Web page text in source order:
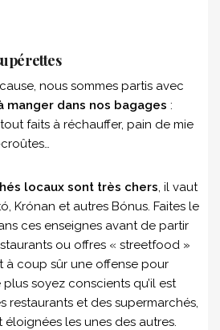
nous sommes partis avec
manger dans nos bagages :
faits à réchauffer, pain de mie
locaux sont très chers, il vaut
Krónan et autres Bónus. Faites le
ces enseignes avant de partir
ou offres « streetfood »
à coup sûr une offense pour
soyez conscients qu’il est
restaurants et des supermarchés,
éloignées les unes des autres.